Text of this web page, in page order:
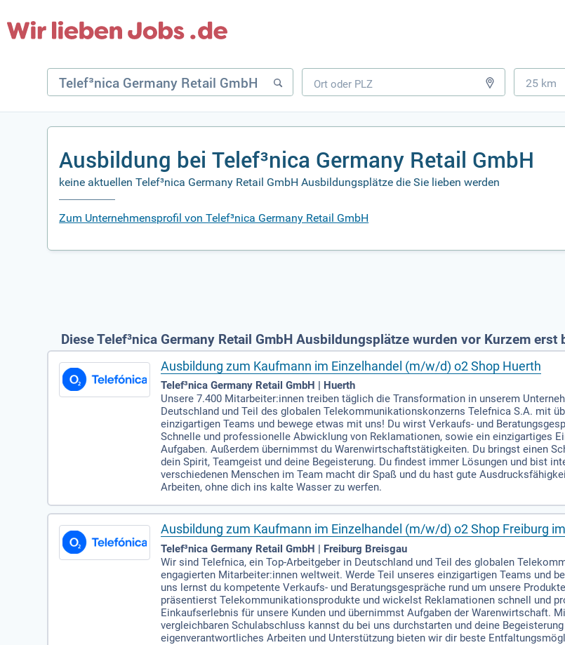
25 km
Ausbildung bei Telef³nica Germany Retail GmbH
keine aktuellen Telef³nica Germany Retail GmbH Ausbildungsplätze die Sie lieben werden
Zum Unternehmensprofil von Telef³nica Germany Retail GmbH
Diese Telef³nica Germany Retail GmbH Ausbildungsplätze wurden vor Kurzem erst
Ausbildung zum Kaufmann im Einzelhandel (m/w/d) o2 Shop Huerth
Telef³nica Germany Retail GmbH | Huerth
Unsere 7.400 Mitarbeiter:innen treiben täglich die Transformation in unserem
Deutschland und Teil des globalen Telekommunikationskonzerns Telefnica S.A. mit
einzigartigen Teams und bewege etwas mit uns! Du wirst Verkaufs- und
Schnelle und professionelle Abwicklung von Reklamationen, sowie ein einzigartiges
Aufgaben. Außerdem übernimmst du Warenwirtschaftstätigkeiten. Du bringst einen
dein Spirit, Teamgeist und deine Begeisterung. Du findest immer Lösungen und bist
verschiedenen Menschen im Team macht dir Spaß und du hast gute
Arbeiten, ohne dich ins kalte Wasser zu werfen.
Ausbildung zum Kaufmann im Einzelhandel (m/w/d) o2 Shop Freiburg
Telef³nica Germany Retail GmbH | Freiburg Breisgau
Wir sind Telefnica, ein Top-Arbeitgeber in Deutschland und Teil des globalen
engagierten Mitarbeiter:innen weltweit. Werde Teil unseres einzigartigen Teams und
uns lernst du kompetente Verkaufs- und Beratungsgespräche rund um unsere
präsentierst Telekommunikationsprodukte und wickelst Reklamationen schnell und
Einkaufserlebnis für unsere Kunden und übernimmst Aufgaben der Warenwirtschaft.
vergleichbaren Schulabschluss kannst du bei uns durchstarten und deine
eigenverantwortliches Arbeiten und Unterstützung bieten wir dir beste